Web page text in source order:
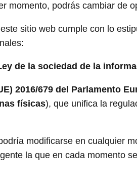
momento, podrás cambiar de
sitio web cumple con lo
de la sociedad de la
2016/679 del Parlamento
físicas), que unifica la
modificarse en cualquier
la que en cada momento